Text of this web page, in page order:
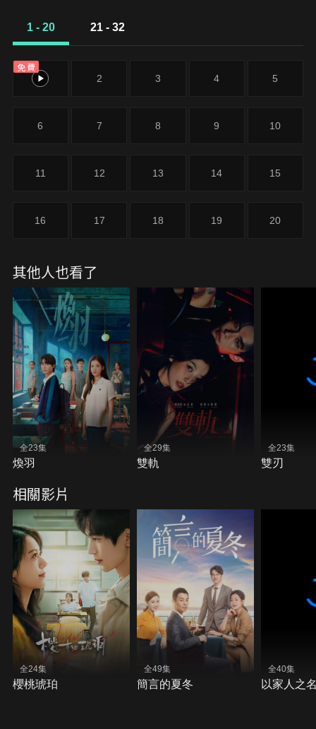
師讓他想想最想見到的人，陳異想到了苗靖。他不知
1 - 20 21 - 32
免費
1 2 3 4 5
6 7 8 9 10
11 12 13 14 15
16 17 18 19 20
其他人也看了
全23集
煥羽
全29集
雙軌
全23集
雙刃
相關影片
全24集
櫻桃琥珀
全49集
簡言的夏冬
全40集
以家人之